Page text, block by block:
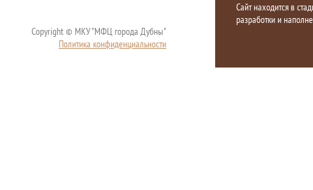
Copyright © МКУ "МФЦ города Дубны"
Политика конфиденциальности
Сайт находится в
разработки и